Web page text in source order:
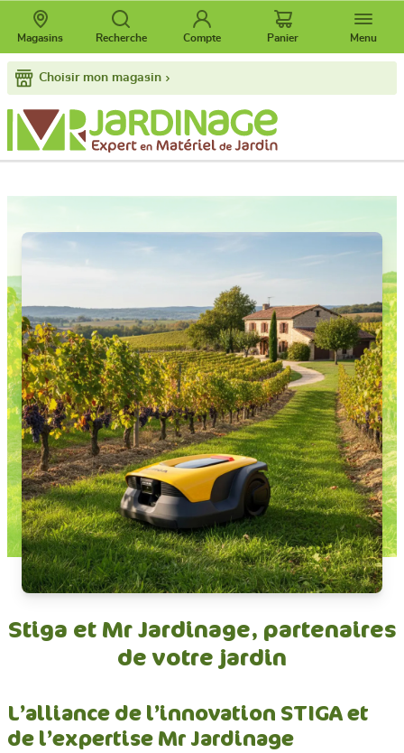
Choisir mon magasin
Magasins Recherche Compte Panier Menu
Stiga et Mr Jardinage, partenaires
de votre jardin
L’alliance de l’innovation STIGA et
de l’expertise Mr Jardinage